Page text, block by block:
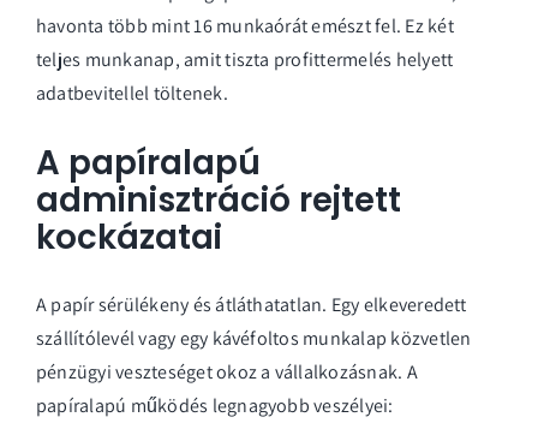
havonta több mint 16 munkaórát emészt fel. Ez két
teljes munkanap, amit tiszta profittermelés helyett
adatbevitellel töltenek.
A papíralapú
adminisztráció rejtett
kockázatai
A papír sérülékeny és átláthatatlan. Egy elkeveredett
szállítólevél vagy egy kávéfoltos munkalap közvetlen
pénzügyi veszteséget okoz a vállalkozásnak. A
papíralapú működés legnagyobb veszélyei: